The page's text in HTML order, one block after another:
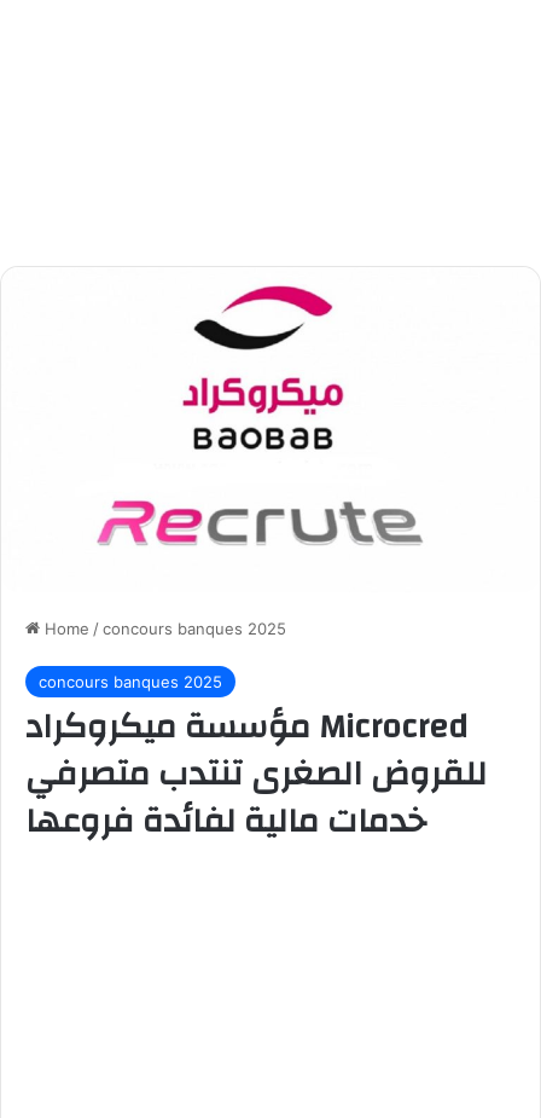
Home /concours banques 2025
concours banques 2025
مؤسسة ميكروكراد Microcred
للقروض الصغرى تنتدب متصرفي
خدمات مالية لفائدة فروعها